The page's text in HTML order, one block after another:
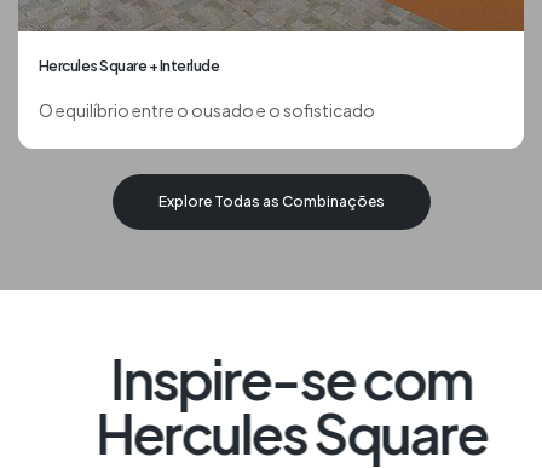
Hercules Square + Interlude
O equilíbrio entre o ousado e o sofisticado
Explore Todas as Combinações
Inspire-se com
Hercules Square